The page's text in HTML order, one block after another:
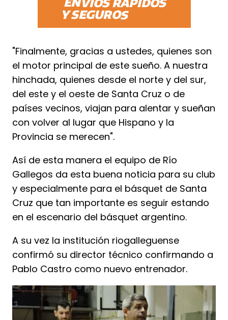
"Finalmente, gracias a ustedes, quienes son
el motor principal de este sueño. A nuestra
hinchada, quienes desde el norte y del sur,
del este y el oeste de Santa Cruz o de
países vecinos, viajan para alentar y sueñan
con volver al lugar que Hispano y la
Provincia se merecen".
Así de esta manera el equipo de Río
Gallegos da esta buena noticia para su club
y especialmente para el básquet de Santa
Cruz que tan importante es seguir estando
en el escenario del básquet argentino.
A su vez la institución riogalleguense
confirmó su director técnico confirmando a
Pablo Castro como nuevo entrenador.